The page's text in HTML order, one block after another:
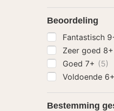
Beoordeling
Fantastisch
Zeer goed 8+
Goed 7+ (5)
Voldoende 6+
Bestemming